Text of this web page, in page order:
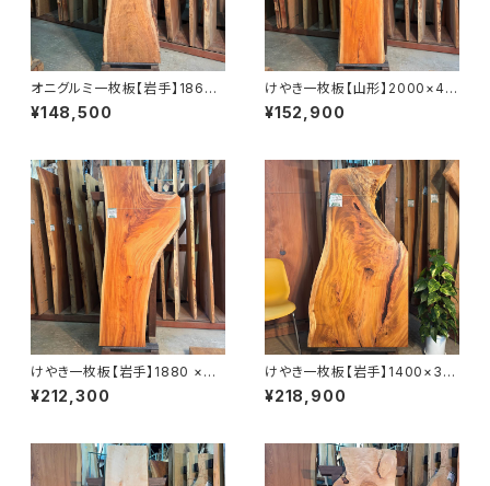
オニグルミ一枚板【岩手】1860×
410~610×45㎜【オイル塗装
仕上げ済み】
¥148,500
けやき一枚板【山形】2000×44
0~480×58㎜【オイル塗装 仕
上げ済み】
¥152,900
けやき一枚板【岩手】1880 ×44
0~770×45㎜【オイル塗装 仕
上げ済み】
¥212,300
けやき一枚板【岩手】1400×30
0~780×45㎜【オイル塗装 仕
上げ済み】
¥218,900